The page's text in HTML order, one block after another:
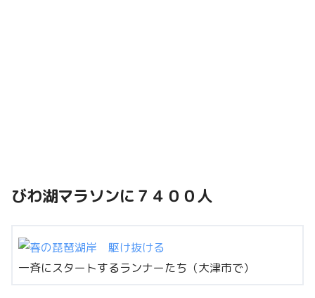
びわ湖マラソンに７４００人
一斉にスタートするランナーたち（大津市で）